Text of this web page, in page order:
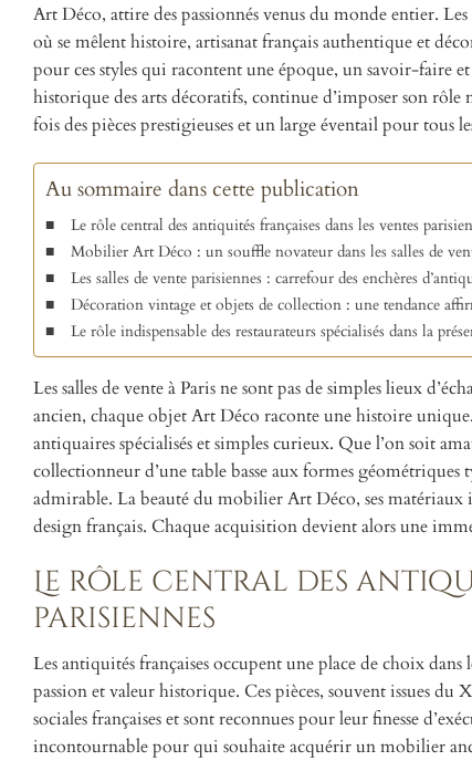
Art Déco, attire des passionnés venus du monde entier.
où se mêlent histoire, artisanat français authentique et
pour ces styles qui racontent une époque, un savoir-faire
historique des arts décoratifs, continue d’imposer son
fois des pièces prestigieuses et un large éventail pour tous
Au sommaire dans cette publication
Le rôle central des antiquités françaises dans les ventes
Mobilier Art Déco : un souffle novateur dans les salles de
Les salles de vente parisiennes : carrefour des enchères
Décoration vintage et objets de collection : une tendance
Le rôle indispensable des restaurateurs spécialisés dans la
Les salles de vente à Paris ne sont pas de simples lieux
ancien, chaque objet Art Déco raconte une histoire unique.
antiquaires spécialisés et simples curieux. Que l’on soit
collectionneur d’une table basse aux formes géométriques
admirable. La beauté du mobilier Art Déco, ses
design français. Chaque acquisition devient alors une
Le rôle central des
parisiennes
Les antiquités françaises occupent une place de choix
passion et valeur historique. Ces pièces, souvent issues
sociales françaises et sont reconnues pour leur finesse
incontournable pour qui souhaite acquérir un mobilier